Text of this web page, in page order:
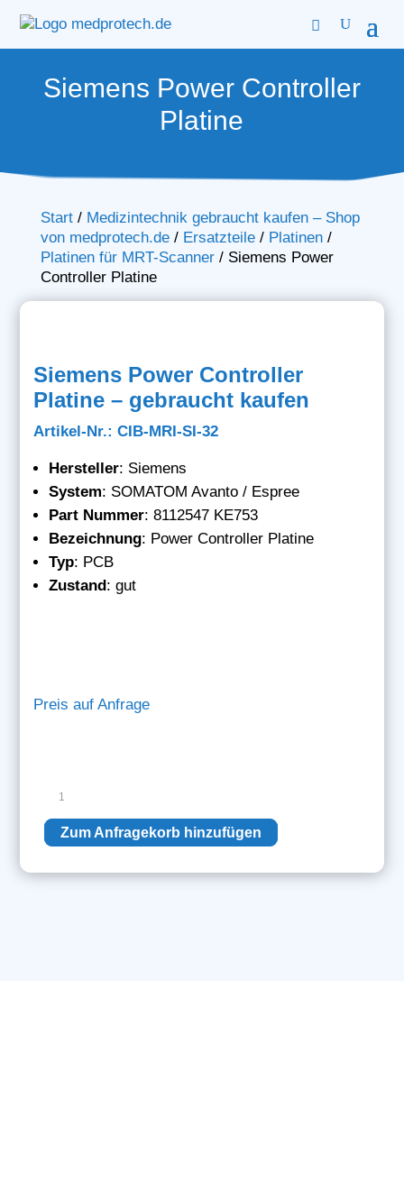
Siemens Power Controller
Platine
Start/ Medizintechnik gebraucht kaufen – Shop
von medprotech.de/ Ersatzteile/ Platinen/
Platinen für MRT-Scanner/ Siemens Power
Controller Platine
Siemens Power Controller
Platine – gebraucht kaufen
Artikel-Nr.: CIB-MRI-SI-32
Hersteller: Siemens
System: SOMATOM Avanto / Espree
Part Nummer: 8112547 KE753
Bezeichnung: Power Controller Platine
Typ: PCB
Zustand: gut
Preis auf Anfrage
Power
Controller
Platine
Zum Anfragekorb hinzufügen